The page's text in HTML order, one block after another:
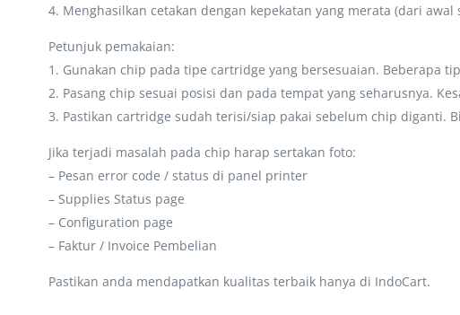
4. Menghasilkan cetakan dengan kepekatan yang merata (dari
Petunjuk pemakaian:
1. Gunakan chip pada tipe cartridge yang bersesuaian.
2. Pasang chip sesuai posisi dan pada tempat yang seharusnya.
3. Pastikan cartridge sudah terisi/siap pakai sebelum chip diganti.
Jika terjadi masalah pada chip harap sertakan foto:
– Pesan error code / status di panel printer
– Supplies Status page
– Configuration page
– Faktur / Invoice Pembelian
Pastikan anda mendapatkan kualitas terbaik hanya di IndoCart.